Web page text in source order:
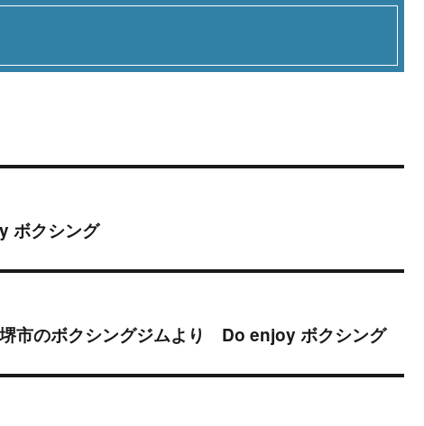
ボクシング
市のボクシングジムより Do enjoy ボクシング